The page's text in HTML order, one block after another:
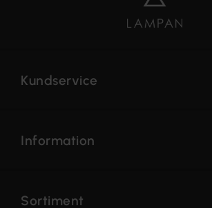
Kundservice
Information
Sortiment